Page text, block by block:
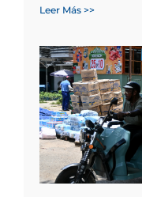
Leer Más >>